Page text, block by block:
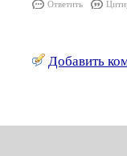
Ответить
Добавить